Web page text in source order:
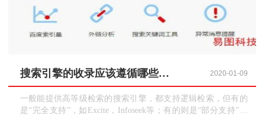
搜索引擎的收录应该遵循哪些逻辑？ 2020-01-09
一般能提供高等级检索的搜索引擎，都支持逻辑检索，但有的
是“完全支持”，如Excite，Infoseek等；有的则是“部分支持”，